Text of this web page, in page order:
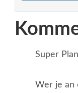
Super
Wer je an